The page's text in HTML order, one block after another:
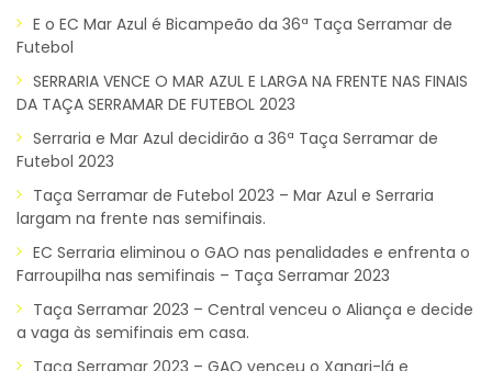
E o EC Mar Azul é Bicampeão da 36ª Taça Serramar de
Futebol
SERRARIA VENCE O MAR AZUL E LARGA NA FRENTE NAS FINAIS
DA TAÇA SERRAMAR DE FUTEBOL 2023
Serraria e Mar Azul decidirão a 36ª Taça Serramar de
Futebol 2023
Taça Serramar de Futebol 2023 – Mar Azul e Serraria
largam na frente nas semifinais.
EC Serraria eliminou o GAO nas penalidades e enfrenta o
Farroupilha nas semifinais – Taça Serramar 2023
Taça Serramar 2023 – Central venceu o Aliança e decide
a vaga às semifinais em casa.
Taça Serramar 2023 – GAO venceu o Xangri-lá e